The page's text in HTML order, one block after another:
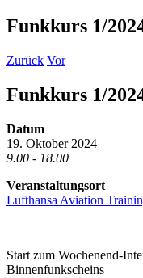
Funkkurs 1/
Zurück Vor
Funkkurs 1/
Datum
19. Oktober 2024
9.00 - 18.00
Veranstaltungsort
Lufthansa Aviation
Start zum Wochenend-
Binnenfunkscheins